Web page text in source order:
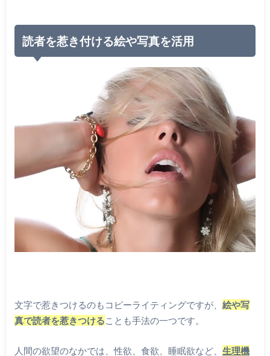
読者を惹き付ける絵や写真を活用
文字で惹きつけるのもコピーライティングですが、 絵や写
真で読者を惹きつけることも手法の一つです。
人間の欲望のなかでは、性欲、食欲、睡眠欲など、 生理機